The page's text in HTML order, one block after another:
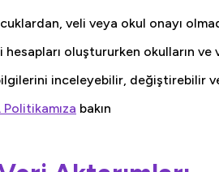
veli veya okul onayı
oluştururken okulların
inceleyebilir, değiştirebilir
Politikamıza bakın